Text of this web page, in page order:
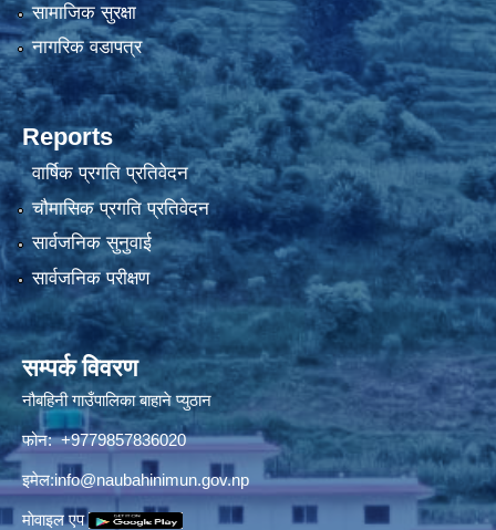
सामाजिक सुरक्षा
नागरिक वडापत्र
Reports
वार्षिक प्रगति प्रतिवेदन
चौमासिक प्रगति प्रतिवेदन
सार्वजनिक सुनुवाई
सार्वजनिक परीक्षण
सम्पर्क विवरण
नौबहिनी गाउँपालिका बाहाने प्युठान
फोन: +9779857836020
इमेल:info@naubahinimun.gov.np
माेवाइल एप